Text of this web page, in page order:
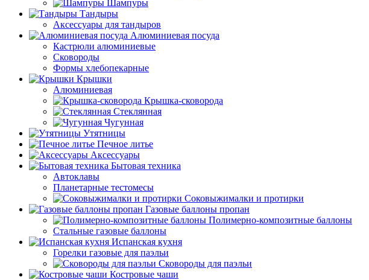
Шампуры
Тандыры
Аксессуары для тандыров
Алюминиевая посуда
Кастрюли алюминиевые
Сковороды
Формы хлебопекарные
Крышки
Алюминиевая
Крышка-сковорода
Стеклянная
Чугунная
Утятницы
Печное литье
Аксессуары
Бытовая техника
Автоклавы
Планетарные тестомесы
Соковыжималки и протирки
Газовые баллоны пропан
Полимерно-композитные баллоны
Стальные газовые баллоны
Испанская кухня
Горелки газовые для паэльи
Сковороды для паэльи
Костровые чаши